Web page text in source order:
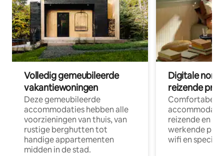
Volledig gemeubileerde
vakantiewoningen
Deze gemeubileerde
accommodaties hebben alle
voorzieningen van thuis, van
rustige berghutten tot
handige appartementen
midden in de stad.
Digitale
reizende
Comfortabele
reizende en
werkende
wifi en